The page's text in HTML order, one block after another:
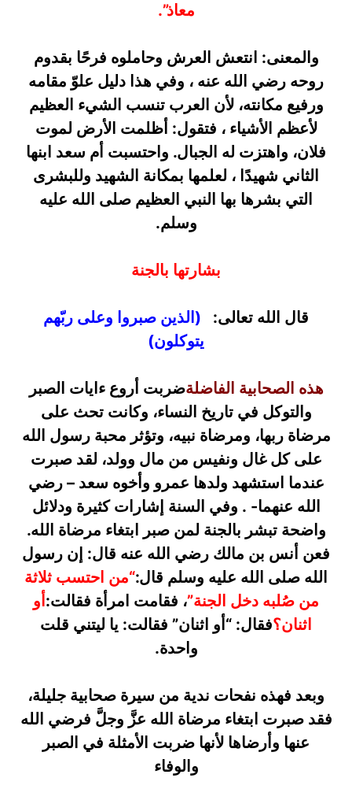
معاذ”.
والمعنى: انتعش العرش وحاملوه فرحًا بقدوم
روحه رضي الله عنه ، وفي هذا دليل علوّ مقامه
ورفيع مكانته، لأن العرب تنسب الشيء العظيم
لأعظم الأشياء ، فتقول: أظلمت الأرض لموت
فلان، واهتزت له الجبال. واحتسبت أم سعد ابنها
الثاني شهيدًا ، لعلمها بمكانة الشهيد وللبشرى
التي بشرها بها النبي العظيم صلى الله عليه
وسلم.
بشارتها بالجنة
قال الله تعالى: (الذين صبروا وعلى ربّهم
يتوكلون)
هذه الصحابية الفاضلةضربت أروع ءايات الصبر
والتوكل في تاريخ النساء، وكانت تحث على
مرضاة ربها، ومرضاة نبيه، وتؤثر محبة رسول الله
على كل غال ونفيس من مال وولد، لقد صبرت
عندما استشهد ولدها عمرو وأخوه سعد – رضي
الله عنهما- . وفي السنة إشارات كثيرة ودلائل
واضحة تبشر بالجنة لمن صبر ابتغاء مرضاة الله.
فعن أنس بن مالك رضي الله عنه قال: إن رسول
الله صلى الله عليه وسلم قال:“من احتسب ثلاثة
من صُلبه دخل الجنة”، فقامت امرأة فقالت: أو
اثنان؟فقال: “أو اثنان” فقالت: يا ليتني قلت
واحدة.
وبعد فهذه نفحات ندية من سيرة صحابية جليلة،
فقد صبرت ابتغاء مرضاة الله عزَّ وجلَّ فرضي الله
عنها وأرضاها لأنها ضربت الأمثلة في الصبر
والوفاء